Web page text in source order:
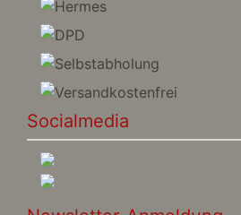
Socialmedia